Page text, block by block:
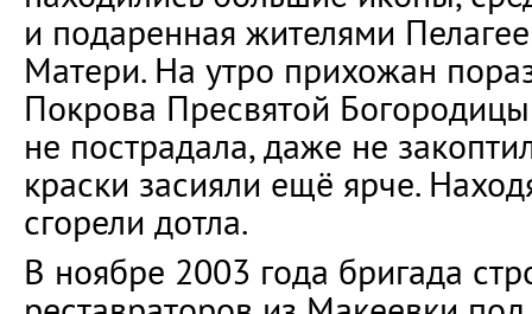
и подаренная жителями
Матери. На утро прихожан
Покрова Пресвятой
не пострадала, даже не
краски засияли ещё ярче.
сгорели дотла.
В ноябре 2003 года бригада